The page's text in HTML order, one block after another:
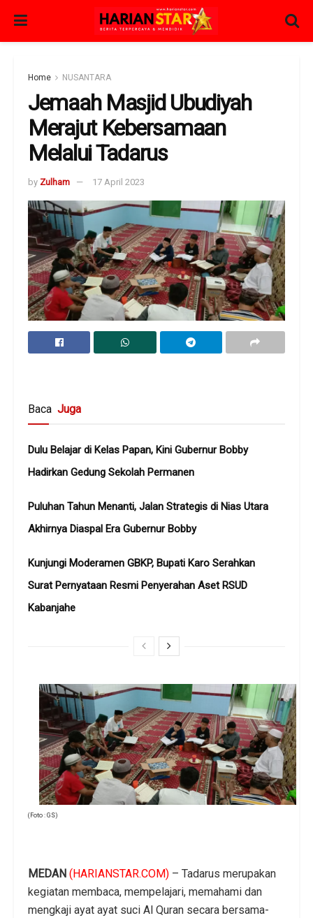
Home NUSANTARA
Jemaah Masjid Ubudiyah
Merajut Kebersamaan
Melalui Tadarus
by Zulham 17 April 2023
Baca Juga
Dulu Belajar di Kelas Papan, Kini Gubernur Bobby
Hadirkan Gedung Sekolah Permanen
Puluhan Tahun Menanti, Jalan Strategis di Nias Utara
Akhirnya Diaspal Era Gubernur Bobby
Kunjungi Moderamen GBKP, Bupati Karo Serahkan
Surat Pernyataan Resmi Penyerahan Aset RSUD
Kabanjahe
(Foto : GS)
MEDAN (HARIANSTAR.COM) – Tadarus merupakan
kegiatan membaca, mempelajari, memahami dan
mengkaji ayat ayat suci Al Quran secara bersama-